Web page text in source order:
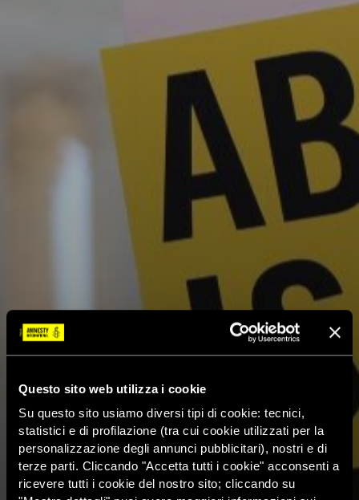
Questo sito web utilizza i cookie
Su questo sito usiamo diversi tipi di cookie: tecnici,
statistici e di profilazione (tra cui cookie utilizzati per la
personalizzazione degli annunci pubblicitari), nostri e di
terze parti. Cliccando "Accetta tutti i cookie" acconsenti a
ricevere tutti i cookie del nostro sito; cliccando su